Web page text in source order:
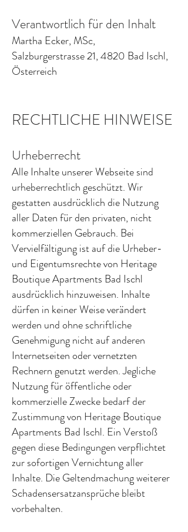
Verantwortlich für den Inhalt
Martha Ecker, MSc,
Salzburgerstrasse 21, 4820 Bad Ischl,
Österreich
RECHTLICHE HINWEISE
Urheberrecht
Alle Inhalte unserer Webseite sind
urheberrechtlich geschützt. Wir
gestatten ausdrücklich die Nutzung
aller Daten für den privaten, nicht
kommerziellen Gebrauch. Bei
Vervielfältigung ist auf die Urheber-
und Eigentumsrechte von Heritage
Boutique Apartments Bad Ischl
ausdrücklich hinzuweisen. Inhalte
dürfen in keiner Weise verändert
werden und ohne schriftliche
Genehmigung nicht auf anderen
Internetseiten oder vernetzten
Rechnern genutzt werden. Jegliche
Nutzung für öffentliche oder
kommerzielle Zwecke bedarf der
Zustimmung von Heritage Boutique
Apartments Bad Ischl. Ein Verstoß
gegen diese Bedingungen verpflichtet
zur sofortigen Vernichtung aller
Inhalte. Die Geltendmachung weiterer
Schadensersatzansprüche bleibt
vorbehalten.